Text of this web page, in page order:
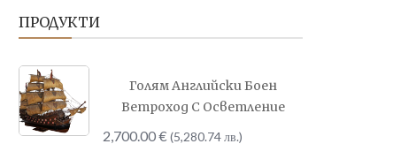
ПРОДУКТИ
Голям Английски Боен
Ветроход С Осветление
2,700.00€(5,280.74 лв.)